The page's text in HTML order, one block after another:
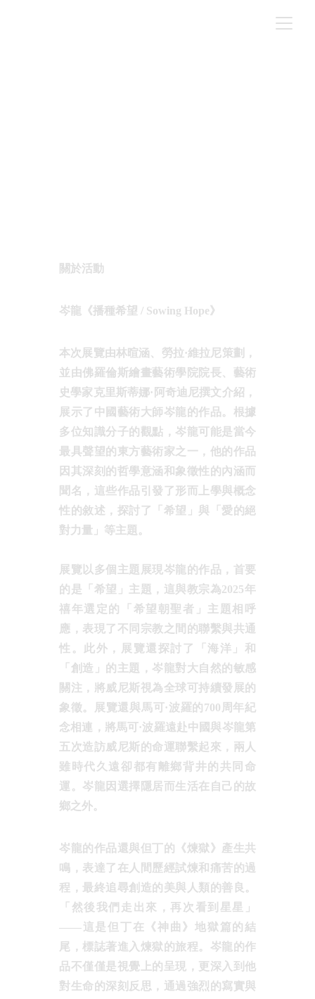
關於活動
岑龍《播種希望 / Sowing Hope》
本次展覽由林暄涵、勞拉·維拉尼策劃，
並由佛羅倫斯繪畫藝術學院院長、藝術
史學家克里斯蒂娜·阿奇迪尼撰文介紹，
展示了中國藝術大師岑龍的作品。根據
多位知識分子的觀點，岑龍可能是當今
最具聲望的東方藝術家之一，他的作品
因其深刻的哲學意涵和象徵性的內涵而
聞名，這些作品引發了形而上學與概念
性的敘述，探討了「希望」與「愛的絕
對力量」等主題。
展覽以多個主題展現岑龍的作品，首要
的是「希望」主題，這與教宗為2025年
禧年選定的「希望朝聖者」主題相呼
應，表現了不同宗教之間的聯繫與共通
性。此外，展覽還探討了「海洋」和
「創造」的主題，岑龍對大自然的敏感
關注，將威尼斯視為全球可持續發展的
象徵。展覽還與馬可·波羅的700周年紀
念相連，將馬可·波羅遠赴中國與岑龍第
五次造訪威尼斯的命運聯繫起來，兩人
雖時代久遠卻都有離鄉背井的共同命
運。岑龍因選擇隱居而生活在自己的故
鄉之外。
岑龍的作品還與但丁的《煉獄》產生共
鳴，表達了在人間歷經試煉和痛苦的過
程，最終追尋創造的美與人類的善良。
「然後我們走出來，再次看到星星」
——這是但丁在《神曲》地獄篇的結
尾，標誌著進入煉獄的旅程。岑龍的作
品不僅僅是視覺上的呈現，更深入到他
對生命的深刻反思，通過強烈的寫實與